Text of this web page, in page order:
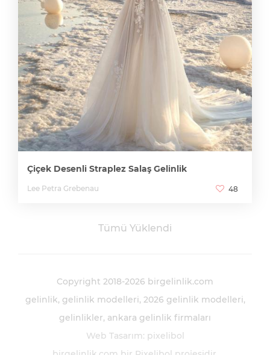
Çiçek Desenli Straplez Salaş Gelinlik
Lee Petra Grebenau 48
Tümü Yüklendi
Copyright 2018-2026 birgelinlik.com
gelinlik gelinlik modelleri 2026 gelinlik modelleri
gelinlikler ankara gelinlik firmaları
Web Tasarım: pixelibol